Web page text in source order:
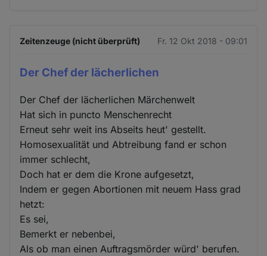
Zeitenzeuge (nicht überprüft) Fr. 12 Okt 2018 - 09:01
Der Chef der lächerlichen
Der Chef der lächerlichen Märchenwelt
Hat sich in puncto Menschenrecht
Erneut sehr weit ins Abseits heut' gestellt.
Homosexualität und Abtreibung fand er schon
immer schlecht,
Doch hat er dem die Krone aufgesetzt,
Indem er gegen Abortionen mit neuem Hass grad
hetzt:
Es sei,
Bemerkt er nebenbei,
Als ob man einen Auftragsmörder würd' berufen.